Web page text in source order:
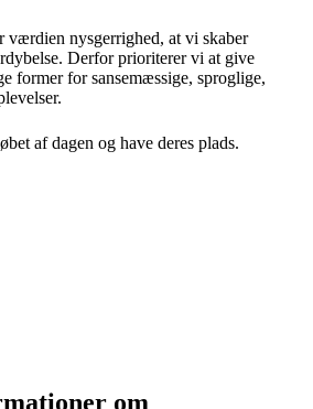
værdien nysgerrighed, at vi skaber
Derfor prioriterer vi at give
former for sansemæssige, sproglige,
af dagen og have deres plads.
om